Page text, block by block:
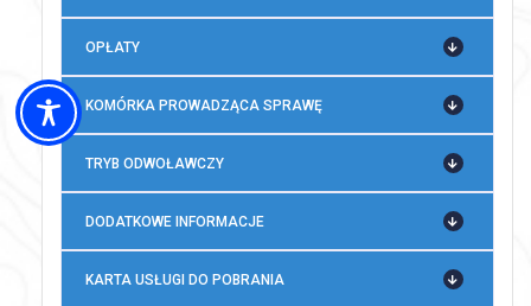
OPŁATY
KOMÓRKA PROWADZĄCA SPRAWĘ
TRYB ODWOŁAWCZY
DODATKOWE INFORMACJE
KARTA USŁUGI DO POBRANIA